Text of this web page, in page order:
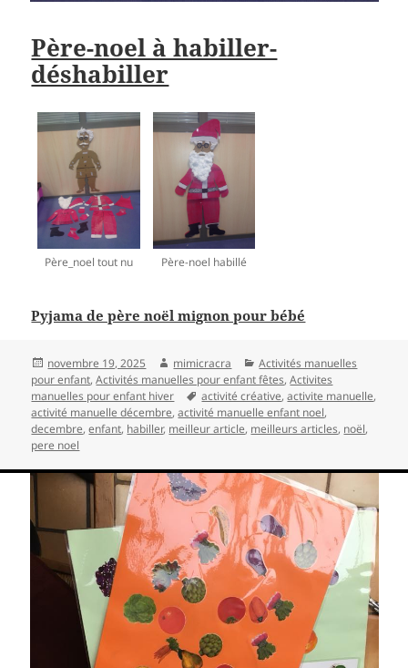
Père-noel à habiller-
déshabiller
Père_noel tout nu Père-noel habillé
Pyjama de père noël mignon pour bébé
Publié
le
novembre 19, 2025 Auteur
mimicracra Catégories
Activités manuelles
pour enfant,Activités manuelles pour enfant fêtes,Activites
manuelles pour enfant hiver
Mots-
clés
activité créative,activite manuelle,
activité manuelle décembre,activité manuelle enfant noel,
decembre,enfant, habiller, meilleur article, meilleurs articles, noël,
pere noel